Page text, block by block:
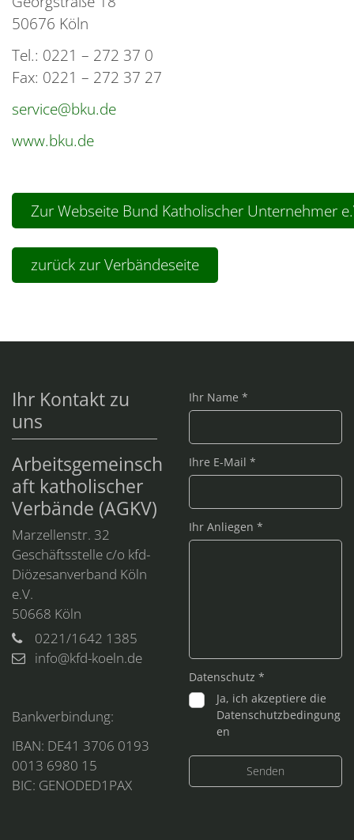
50676 Köln
Tel.: 0221 – 272 37 0
Fax: 0221 – 272 37 27
service@bku.de
www.bku.de
Zur Webseite Bund Katholischer Unternehmer
zurück zur Verbändeseite
Ihr Kontakt zu
uns
Arbeitsgemeinsch
aft katholischer
Verbände (AGKV)
Marzellenstr. 32
Geschäftsstelle c/o kfd-
Diözesanverband Köln
e.V.
50668 Köln
0221/1642 1385
info@kfd-koeln.de
Bankverbindung:
IBAN: DE41 3706 0193
0013 6980 15
BIC: GENODED1PAX
Ihr Name *
Ihre E-Mail *
Ihr Anliegen *
Datenschutz *
Ja, ich akzeptiere die
Datenschutzbedingung
en